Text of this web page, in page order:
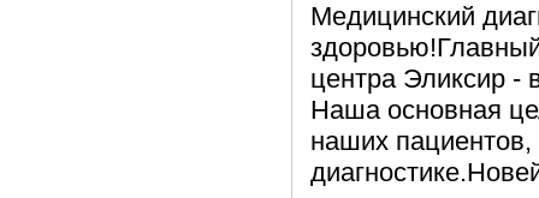
Медицинский
центра Эликсир -
Наша основная
наших пациентов,